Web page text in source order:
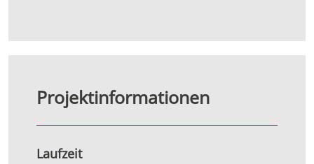
Projektinformationen
Laufzeit